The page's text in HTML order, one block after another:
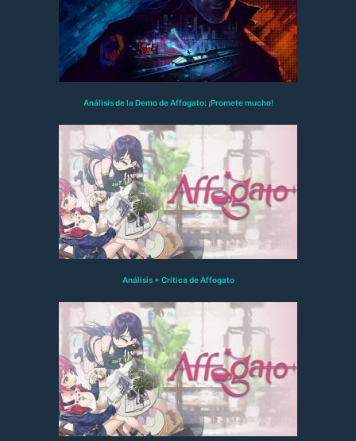
Análisis de la Demo de Affogato: ¡Promete mucho!
Análisis + Crítica de Affogato